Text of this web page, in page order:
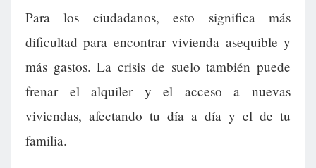
Para los ciudadanos, esto significa más
dificultad para encontrar vivienda asequible y
más gastos. La crisis de suelo también puede
frenar el alquiler y el acceso a nuevas
viviendas, afectando tu día a día y el de tu
familia.